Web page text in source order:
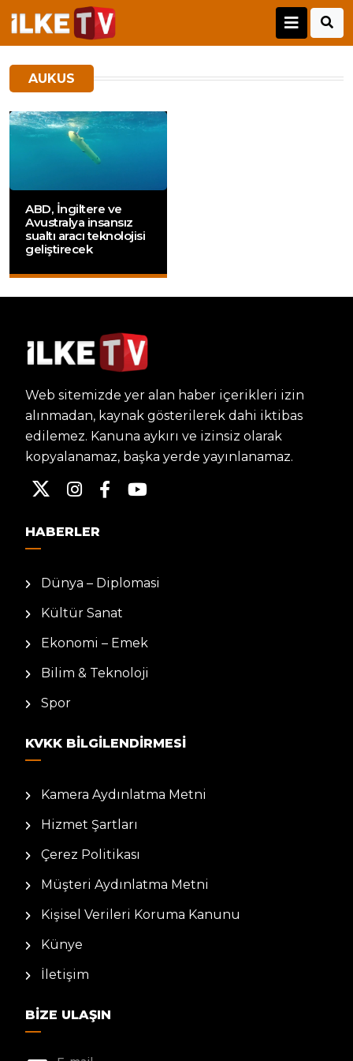
AUKUS
ABD, İngiltere ve
Avustralya insansız
sualtı aracı teknolojisi
geliştirecek
Web sitemizde yer alan haber içerikleri izin
alınmadan, kaynak gösterilerek dahi iktibas
edilemez. Kanuna aykırı ve izinsiz olarak
kopyalanamaz, başka yerde yayınlanamaz.
HABERLER
Dünya – Diplomasi
Kültür Sanat
Ekonomi – Emek
Bilim & Teknoloji
Spor
KVKK BILGILENDIRMESI
Kamera Aydınlatma Metni
Hizmet Şartları
Çerez Politikası
Müşteri Aydınlatma Metni
Kişisel Verileri Koruma Kanunu
Künye
İletişim
BIZE ULAŞIN